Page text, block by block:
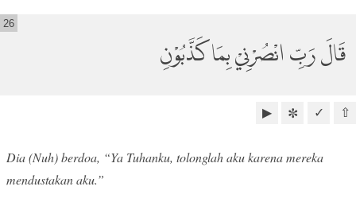
قَالَ رَبِّ انْصُرْنِيْ بِمَا كَذَّبُوْنِ
26
⇧
✓
✼
▶
Dia (Nuh) berdoa, “Ya Tuhanku, tolonglah aku karena mereka
mendustakan aku.”